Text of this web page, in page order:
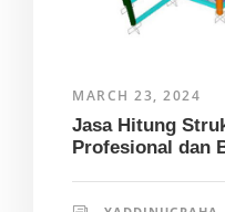
MARCH 23, 2024
Jasa Hitung
Profesional dan